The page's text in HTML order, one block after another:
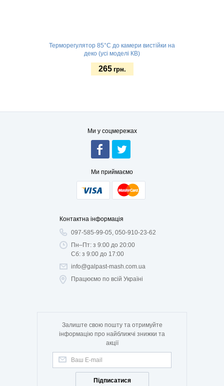
Терморегулятор 85°С до камери вистійки на
деко (усі моделі КВ)
265 грн.
Ми у соцмережах
Ми приймаємо
Контактна інформація
097-585-99-05, 050-910-23-62
Пн–Пт: з 9:00 до 20:00
Сб: з 9:00 до 17:00
info@galpast-mash.com.ua
Працюємо по всій Україні
Залиште свою пошту та отримуйте
інформацію про найближчі знижки та
акції
Підписатися